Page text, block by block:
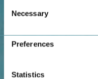
Selection
Necessary
Preferences
Statistics